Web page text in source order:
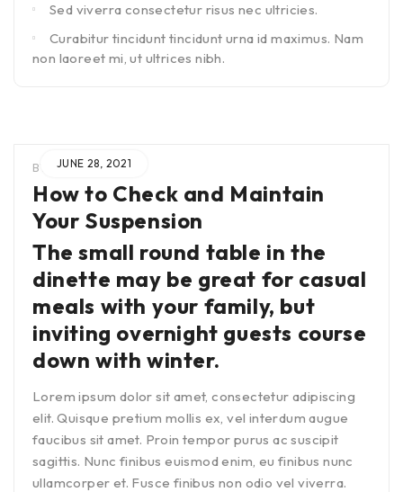
Sed viverra consectetur risus nec ultricies.
Curabitur tincidunt tincidunt urna id maximus. Nam
non laoreet mi, ut ultrices nibh.
JUNE 28, 2021
BY ADMIN IN
How to Check and Maintain
Your Suspension
The small round table in the
dinette may be great for casual
meals with your family, but
inviting overnight guests course
down with winter.
Lorem ipsum dolor sit amet, consectetur adipiscing
elit. Quisque pretium mollis ex, vel interdum augue
faucibus sit amet. Proin tempor purus ac suscipit
sagittis. Nunc finibus euismod enim, eu finibus nunc
ullamcorper et. Fusce finibus non odio vel viverra.